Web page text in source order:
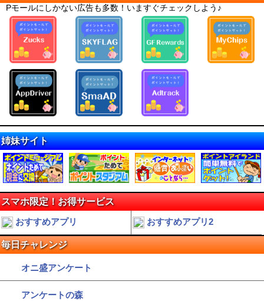
Pモールにしかない広告も多数！いますぐチェックしよう♪
姉妹サイト
スマホ限定！お得サービス
おすすめアプリ
おすすめアプリ2
毎日チャレンジ
オニ盛アンケート
アンケートの森